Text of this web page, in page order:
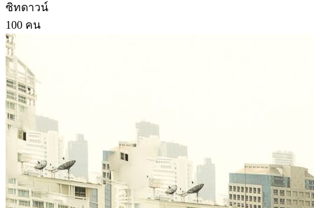
ซิทดาวน์
100 คน